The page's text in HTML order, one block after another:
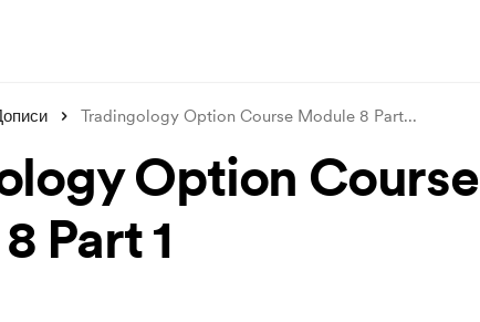
Tradingology Option Course Module 8 Part...
Option Course
Part 1